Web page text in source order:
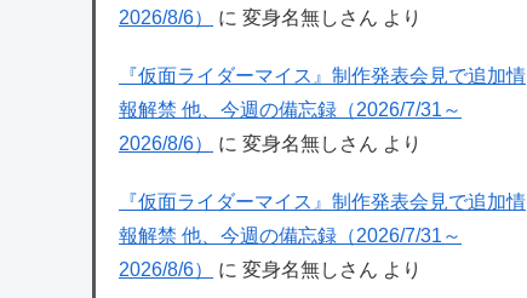
2026/8/6）
に 変身名無しさん より
『仮面ライダーマイス』制作発表会見で追加情
報解禁 他、今週の備忘録（2026/7/31～
2026/8/6）
に 変身名無しさん より
『仮面ライダーマイス』制作発表会見で追加情
報解禁 他、今週の備忘録（2026/7/31～
2026/8/6）
に 変身名無しさん より